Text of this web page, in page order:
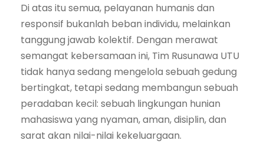
Di atas itu semua, pelayanan humanis dan
responsif bukanlah beban individu, melainkan
tanggung jawab kolektif. Dengan merawat
semangat kebersamaan ini, Tim Rusunawa UTU
tidak hanya sedang mengelola sebuah gedung
bertingkat, tetapi sedang membangun sebuah
peradaban kecil: sebuah lingkungan hunian
mahasiswa yang nyaman, aman, disiplin, dan
sarat akan nilai-nilai kekeluargaan.